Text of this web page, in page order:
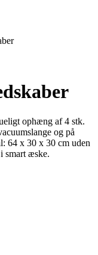
ophæng af 4 stk.
og på
64 x 30 x 30 cm uden
smart æske.